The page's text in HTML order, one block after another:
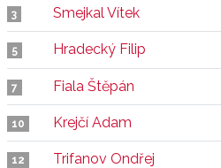
3 Smejkal Vítek
5 Hradecký Filip
7 Fiala Štěpán
10 Krejčí Adam
12 Trifanov Ondřej